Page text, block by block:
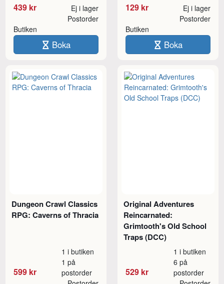
439 kr Ej i lager
Butiken
Postorder
Boka
129 kr Ej i lager
Butiken
Postorder
Boka
Dungeon Crawl Classics
RPG: Caverns of Thracia
599 kr
1 i butiken
1 på
postorder
Original Adventures
Reincarnated:
Grimtooth's Old School
Traps (DCC)
529 kr
1 i butiken
6 på
postorder